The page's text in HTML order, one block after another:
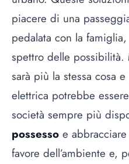
piacere di una
pedalata con la
spettro delle possibilità.
sarà più la stessa cosa
elettrica potrebbe
società sempre più
possesso e abbracciare
favore dell’ambiente e,